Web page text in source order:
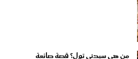
من هي سيدني تول؟ قصة صانعة